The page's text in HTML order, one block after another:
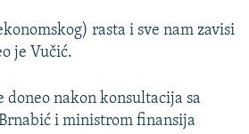
rasta i sve nam zavisi
je Vučić.
doneo nakon konsultacija sa
i ministrom finansija